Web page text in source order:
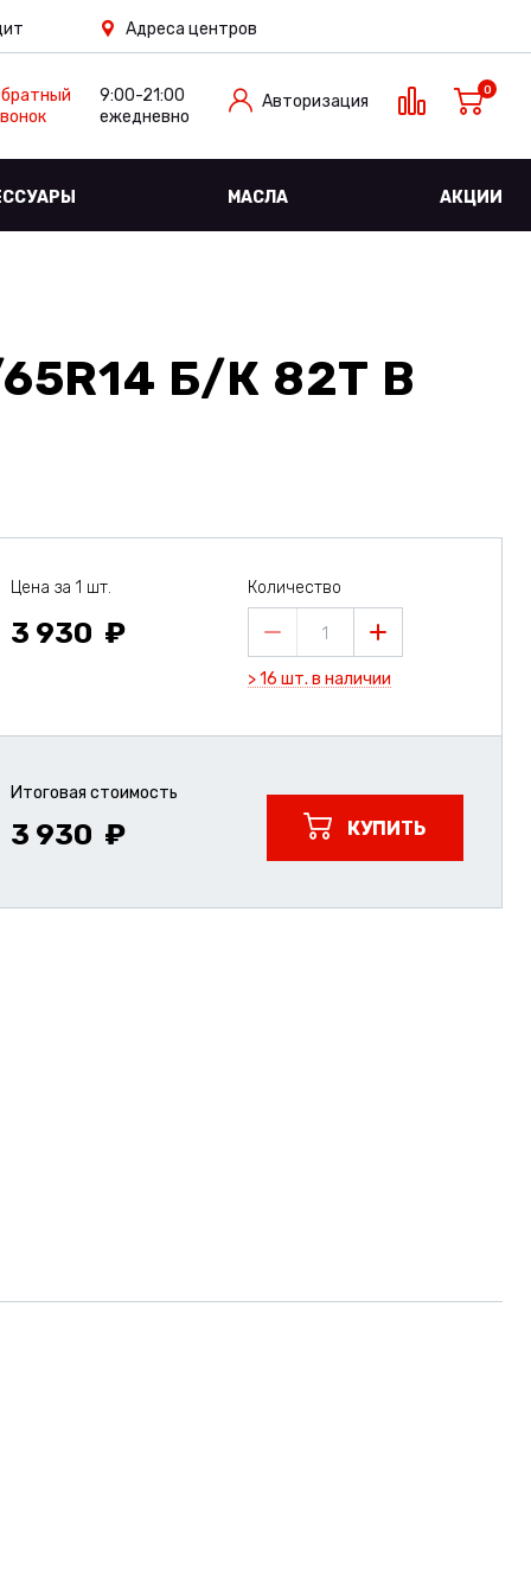
Адреса центров
9:00-21:00
ежедневно
Авторизация
0
МАСЛА АКЦИИ
65R14 Б/К 82T В
Цена за 1 шт.
3 930
Количество
1
> 16 шт. в наличии
Итоговая стоимость
3 930 КУПИТЬ